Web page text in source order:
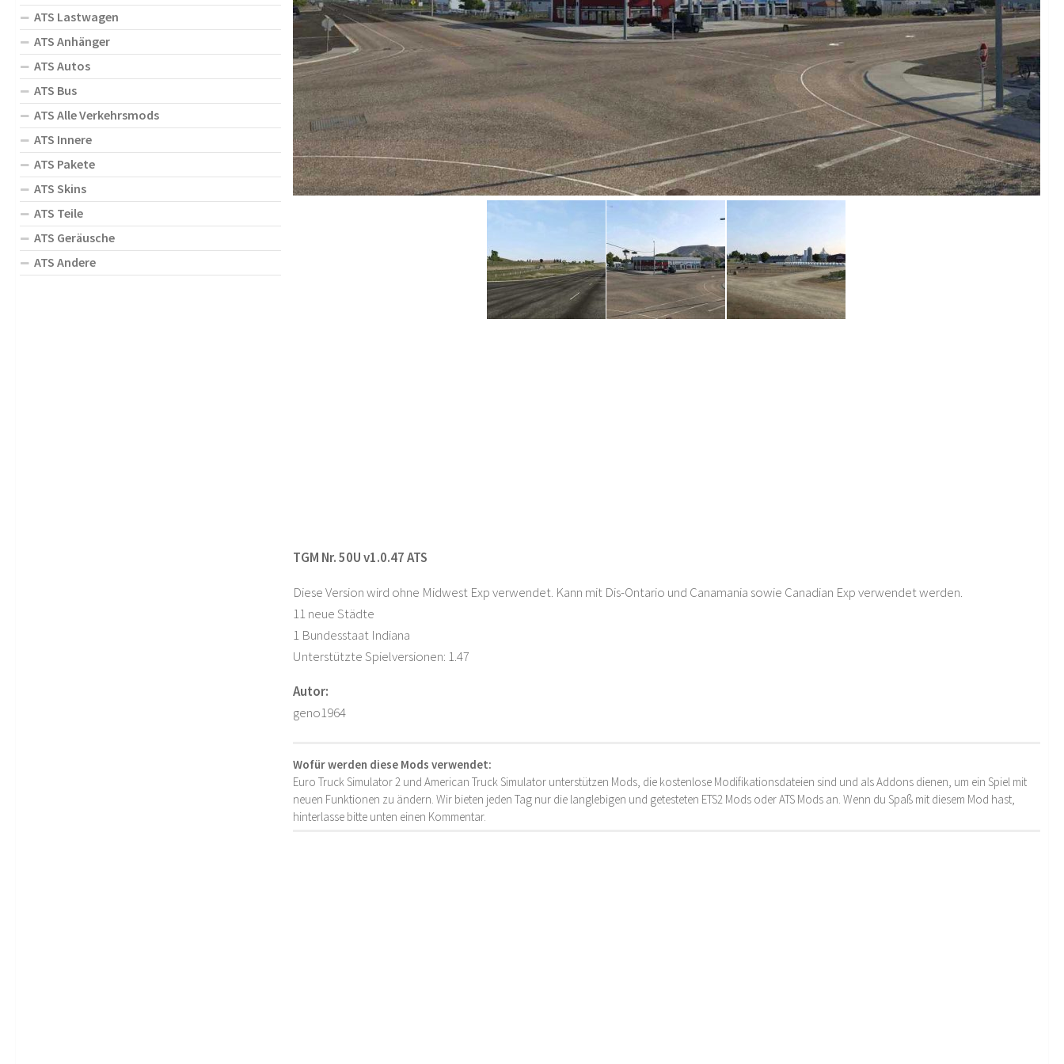
TGM Nr. 50U v1.0.47 ATS
Diese Version wird ohne Midwest Exp verwendet. Kann mit Dis-Ontario und Canamania sowie Canadian Exp verwendet werden.
11 neue Städte
1 Bundesstaat Indiana
Unterstützte Spielversionen: 1.47
Autor:
geno1964
Wofür werden diese Mods verwendet:
Euro Truck Simulator 2 und American Truck Simulator unterstützen Mods, die kostenlose Modifikationsdateien sind und als Addons dienen, um ein Spiel mit
neuen Funktionen zu ändern. Wir bieten jeden Tag nur die langlebigen und getesteten ETS2 Mods oder ATS Mods an. Wenn du Spaß mit diesem Mod hast,
hinterlasse bitte unten einen Kommentar.
ATS Lastwagen
ATS Anhänger
ATS Autos
ATS Bus
ATS Alle Verkehrsmods
ATS Innere
ATS Pakete
ATS Skins
ATS Teile
ATS Geräusche
ATS Andere